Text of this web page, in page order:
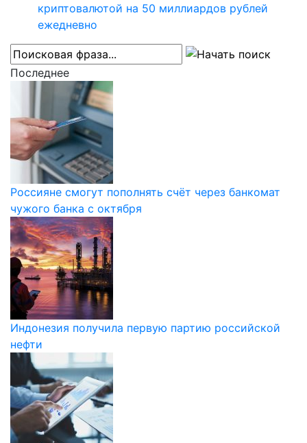
криптовалютой на 50 миллиардов рублей
ежедневно
Последнее
Россияне смогут пополнять счёт через банкомат
чужого банка с октября
Индонезия получила первую партию российской
нефти